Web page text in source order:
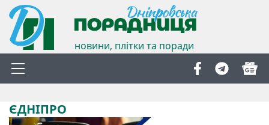
новини, плітки та поради
ЄДНІПРО